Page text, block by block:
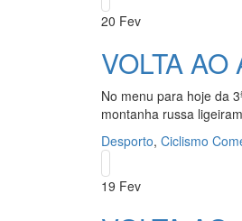
20 Fev
VOLTA
No menu para hoje da
montanha russa
Desporto, Ciclismo
19 Fev